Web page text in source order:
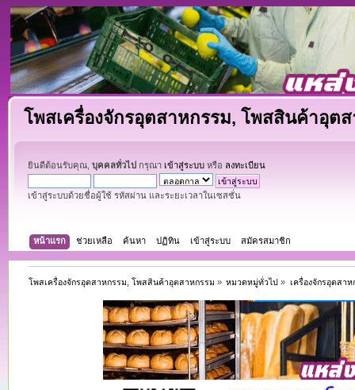
โพสเครื่องจักรอุตสาหกรรม, โพสสินค้าอุต
ยินดีต้อนรับคุณ, บุคคลทั่วไป กรุณา เข้าสู่ระบบหรือ ลงทะเบียน
เข้าสู่ระบบด้วยชื่อผู้ใช้ รหัสผ่าน และระยะเวลาในเซสชั่น
หน้าแรก ช่วยเหลือ ค้นหา ปฏิทิน เข้าสู่ระบบ สมัครสมาชิก
โพสเครื่องจักรอุตสาหกรรม, โพสสินค้าอุตสาหกรรม » หมวดหมู่ทั่วไป » เครื่องจักรอุตสา